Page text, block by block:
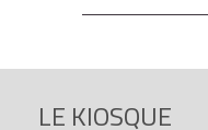
LE KIOSQUE